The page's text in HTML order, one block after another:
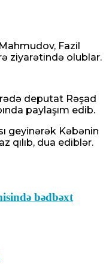
Fazil
ziyarətində olublar.
deputat Rəşad
paylaşım edib.
geyinərək Kəbənin
qılıb, dua ediblər.
bədbəxt